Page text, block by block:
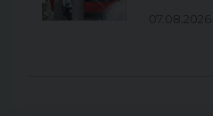
07.08.2026